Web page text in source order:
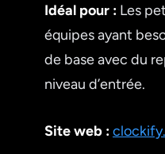
Idéal pour : Les
équipes ayant
de base avec du
niveau d’entrée.
Site web :